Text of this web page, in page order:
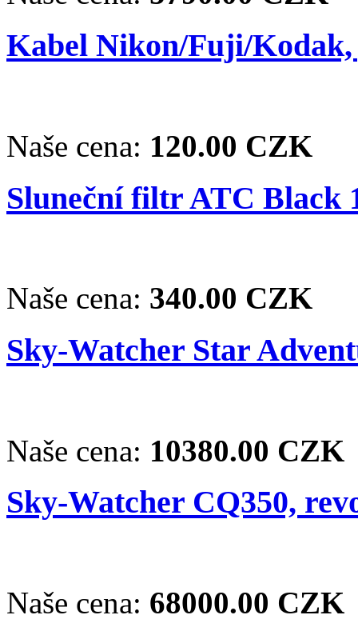
Kabel Nikon/Fuji/Kodak,
Naše cena: 120.00 CZK
Sluneční filtr ATC Black
Naše cena: 340.00 CZK
Sky-Watcher Star
Naše cena: 10380.00 CZK
Sky-Watcher CQ350,
Naše cena: 68000.00 CZK